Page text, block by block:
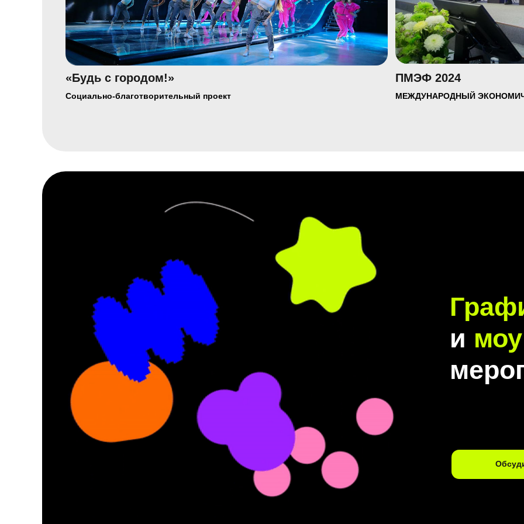
«Будь с городом!»
Социально-благотворительный проект
ПМЭФ 2024
МЕЖДУНАРОДНЫЙ
и